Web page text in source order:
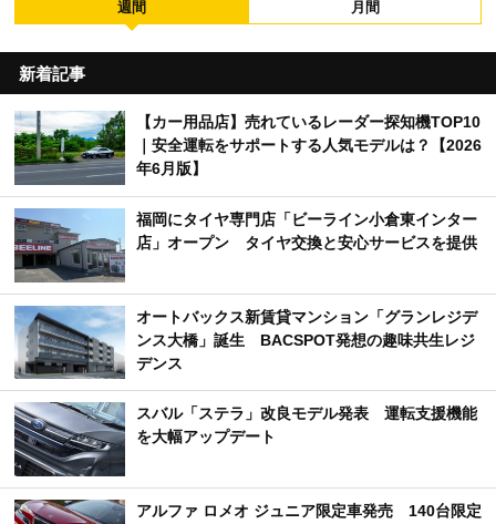
週間 月間
新着記事
【カー用品店】売れているレーダー探知機TOP10
｜安全運転をサポートする人気モデルは？【2026
年6月版】
福岡にタイヤ専門店「ビーライン小倉東インター
店」オープン タイヤ交換と安心サービスを提供
オートバックス新賃貸マンション「グランレジデ
ンス大橋」誕生 BACSPOT発想の趣味共生レジ
デンス
スバル「ステラ」改良モデル発表 運転支援機能
を大幅アップデート
アルファ ロメオ ジュニア限定車発売 140台限定